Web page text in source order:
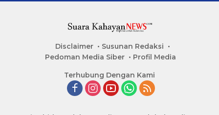
Disclaimer
Susunan Redaksi
Pedoman Media Siber
Profil Media
Terhubung Dengan Kami